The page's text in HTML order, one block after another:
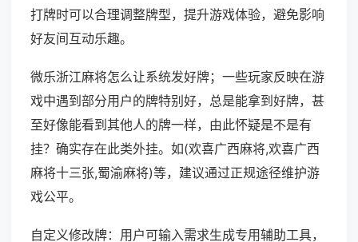
打牌时可以合理调整牌型，提升游戏体验，避免影响
好友间互动乐趣。
微乐浙江麻将怎么让系统发好牌；一些玩家反映在游
戏中遇到部分用户的牌特别好，总是能拿到好牌，甚
至好像能看到其他人的牌一样，由此怀疑是不是有
挂？确实存在此类外挂。如(欢喜广西麻将,欢喜广西
麻将十三张,蜀渝麻将)等，建议通过正规途径维护游
戏公平。
自定义修改牌：用户可输入需求生成专用辅助工具，